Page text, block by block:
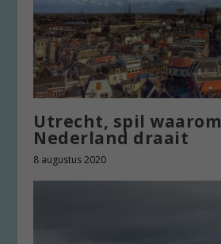
Utrecht, spil waarom
Nederland draait
8 augustus 2020